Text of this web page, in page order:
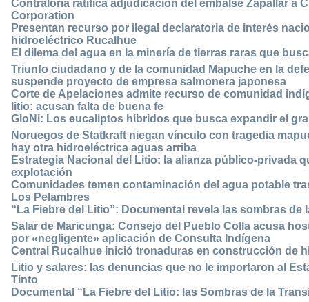
Contraloría ratifica adjudicación del embalse Zapallar a
Corporation
Presentan recurso por ilegal declaratoria de interés
hidroeléctrico Rucalhue
El dilema del agua en la minería de tierras raras que
Triunfo ciudadano y de la comunidad Mapuche en la
suspende proyecto de empresa salmonera japonesa
Corte de Apelaciones admite recurso de comunidad
litio: acusan falta de buena fe
GloNi: Los eucaliptos híbridos que busca expandir el
Noruegos de Statkraft niegan vínculo con tragedia
hay otra hidroeléctrica aguas arriba
Estrategia Nacional del Litio: la alianza público-privada
explotación
Comunidades temen contaminación del agua potable
Los Pelambres
“La Fiebre del Litio”: Documental revela las sombras
Salar de Maricunga: Consejo del Pueblo Colla acusa
por «negligente» aplicación de Consulta Indígena
Central Rucalhue inició tronaduras en construcción de
Litio y salares: las denuncias que no le importaron al
Tinto
Documental “La Fiebre del Litio: las Sombras de la